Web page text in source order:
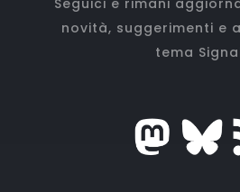
Seguici e rimani
novità, suggerimenti e
tema